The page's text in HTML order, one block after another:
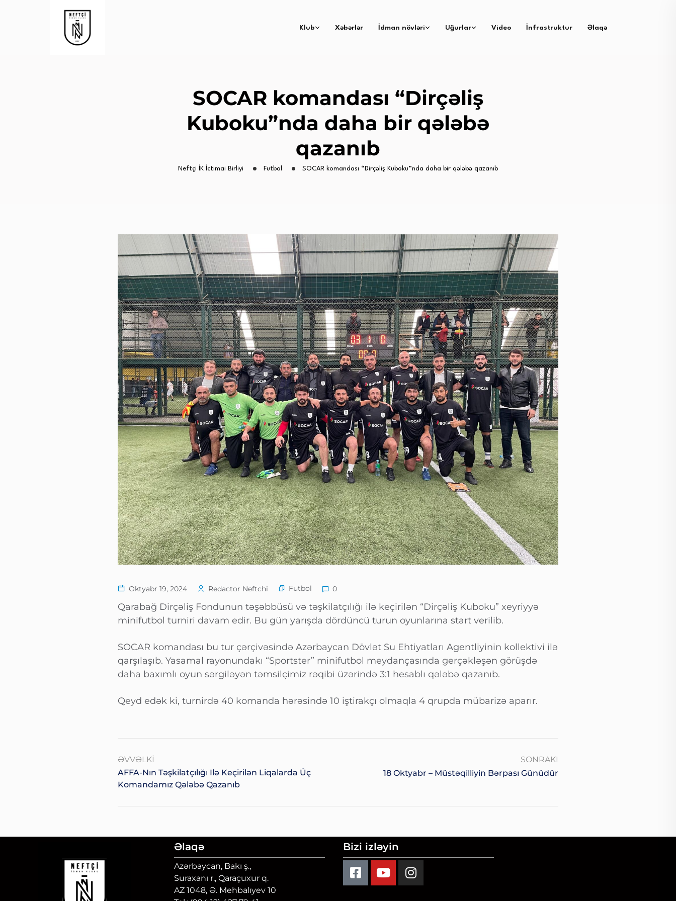
Klub Xəbərlər İdman növləri Uğurlar Video İnfrastruktur Əlaqə
SOCAR komandası “Dirçəliş
Kuboku”nda daha bir qələbə
qazanıb
Neftçi İK İctimai Birliyi Futbol SOCAR komandası “Dirçəliş Kuboku”nda daha bir qələbə qazanıb
Oktyabr 19, 2024 Redactor Neftchi Futbol 0
Qarabağ Dirçəliş Fondunun təşəbbüsü və təşkilatçılığı ilə keçirilən “Dirçəliş Kuboku” xeyriyyə
minifutbol turniri davam edir. Bu gün yarışda dördüncü turun oyunlarına start verilib.
SOCAR komandası bu tur çərçivəsində Azərbaycan Dövlət Su Ehtiyatları Agentliyinin kollektivi ilə
qarşılaşıb. Yasamal rayonundakı “Sportster” minifutbol meydançasında gerçəkləşən görüşdə
daha baxımlı oyun sərgiləyən təmsilçimiz rəqibi üzərində 3:1 hesablı qələbə qazanıb.
Qeyd edək ki, turnirdə 40 komanda hərəsində 10 iştirakçı olmaqla 4 qrupda mübarizə aparır.
ƏVVƏLKI
AFFA-Nın Təşkilatçılığı Ilə Keçirilən Liqalarda Üç
Komandamız Qələbə Qazanıb
SONRAKI
18 Oktyabr – Müstəqilliyin Bərpası Günüdür
Əlaqə
Azərbaycan, Bakı ş.,
Suraxanı r., Qaraçuxur q.
AZ 1048, Ə. Mehbalıyev 10
Bizi izləyin